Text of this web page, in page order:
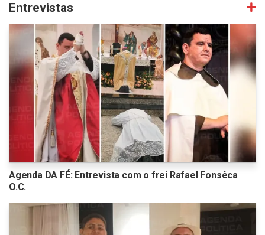
Entrevistas
Agenda DA FÉ: Entrevista com o frei Rafael Fonsêca
O.C.